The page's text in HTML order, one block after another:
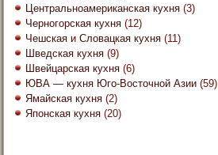
Центральноамериканская кухня (3)
Черногорская кухня (12)
Чешская и Словацкая кухня (11)
Шведская кухня (9)
Швейцарская кухня (6)
ЮВА — кухня Юго-Восточной Азии (59)
Ямайская кухня (2)
Японская кухня (20)